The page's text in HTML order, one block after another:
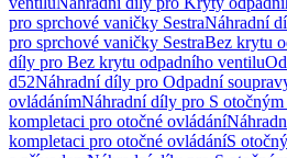
pro sprchové vaničky SestraNáhradní
pro sprchové vaničky SestraBez krytu
díly pro Bez krytu odpadního ventilu
d52Náhradní díly pro Odpadní
ovládánímNáhradní díly pro S
kompletaci pro otočné ovládání
kompletaci pro otočné ovládáníS